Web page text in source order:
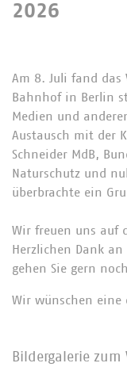
2026
Am 8. Juli fand das
Bahnhof in Berlin
Medien und
Austausch mit der
Schneider MdB,
Naturschutz und
überbrachte ein
Wir freuen uns auf
Herzlichen Dank
gehen Sie gern
Wir wünschen eine
Bildergalerie zum